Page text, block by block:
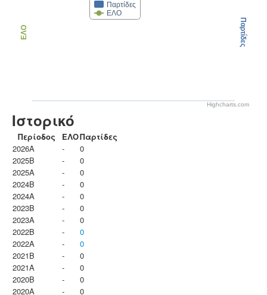
Παρτίδες
ΕΛΟ
ΕΛΟ Παρτίδες
Highcharts.com
Ιστορικό
Περίοδος ΕΛΟΠαρτίδες
2026A
-
0
2025B
-
0
2025A
-
0
2024B
-
0
2024A
-
0
2023B
-
0
2023Α
-
0
2022B
-
0
2022A
-
0
2021B
-
0
2021A
-
0
2020B
-
0
2020A
- 0